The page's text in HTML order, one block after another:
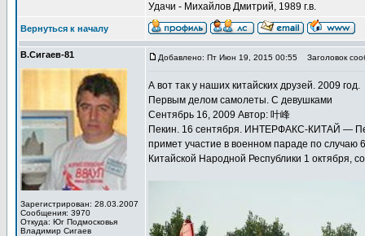
Удачи - Михайлов Дмитрий, 1989 г.в.
Вернуться к началу
В.Сигаев-81
Зарегистрирован: 28.03.2007
Сообщения: 3970
Откуда: Юг Подмосковья
Владимир Сигаев
Добавлено: Пт Июн 19, 2015 00:55 Заголовок
А вот так у наших китайских друзей. 2009 год.
Первым делом самолеты. С девушками
Сентябрь 16, 2009 Автор: 叶峰
Пекин. 16 сентября. ИНТЕРФАКС-КИТАЙ —
примет участие в военном параде по случаю
Китайской Народной Республики 1 октября,